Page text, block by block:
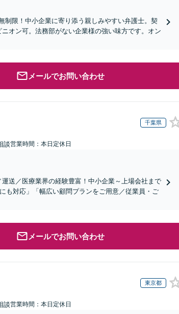
制限！中小企業に寄り添う親しみやすい弁護士。契
オン可。法務部がない企業様の強い味方です。オン
メールでお問い合わせ
千葉県
談営業時間：本日定休日
送／医療業界の経験豊富！中小企業～上場会社まで
も対応」「幅広い顧問プランをご用意／従業員・ご
メールでお問い合わせ
東京都
談営業時間：本日定休日